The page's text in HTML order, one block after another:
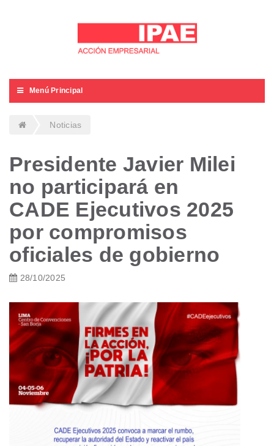
Menú Principal
Noticias
Presidente Javier Milei
no participará en
CADE Ejecutivos 2025
por compromisos
oficiales de gobierno
28/10/2025